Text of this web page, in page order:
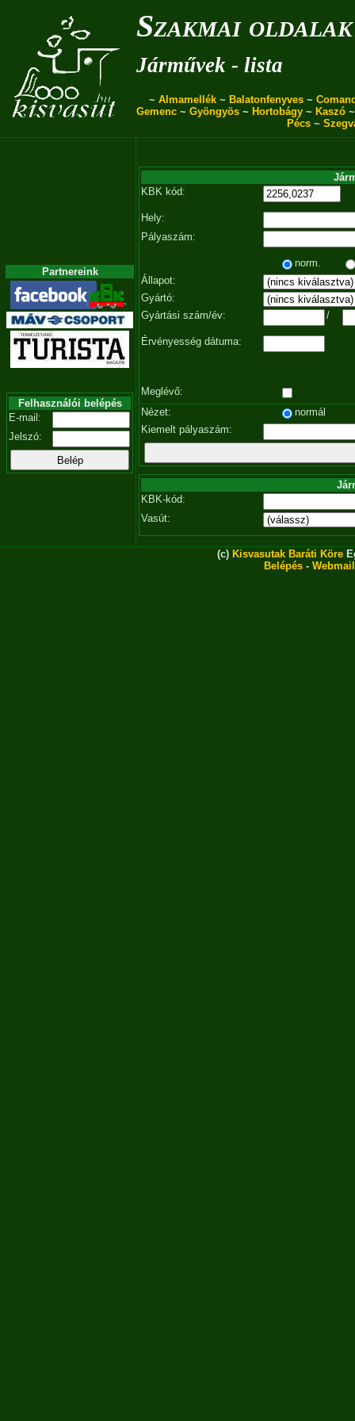
Szakmai oldalak
Járművek - lista
~ Almamellék ~ Balatonfenyves ~
Gemenc ~ Gyöngyös ~ Hortobágy ~ Kaszó
Pécs ~
Partnereink
Felhasználói belépés
E-mail:
Jelszó:
KBK kód:
Hely:
Pályaszám:
norm.
Állapot:
Gyártó:
Gyártási szám/év:
/
Érvényesség dátuma:
Meglévő:
Nézet:
normál
Kiemelt pályaszám:
KBK-kód:
Vasút:
(c) Kisvasutak Baráti Köre
Belépés - Webmail